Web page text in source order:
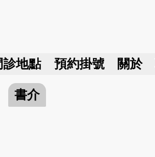
診地點 預約掛號 關於
書介